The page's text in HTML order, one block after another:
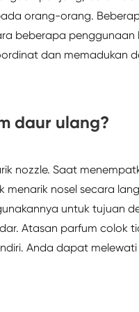
orang-orang.
beberapa penggunaan
dan memadukan
daur ulang?
nozzle. Saat
nosel secara
untuk tujuan
Atasan parfum colok
Anda dapat